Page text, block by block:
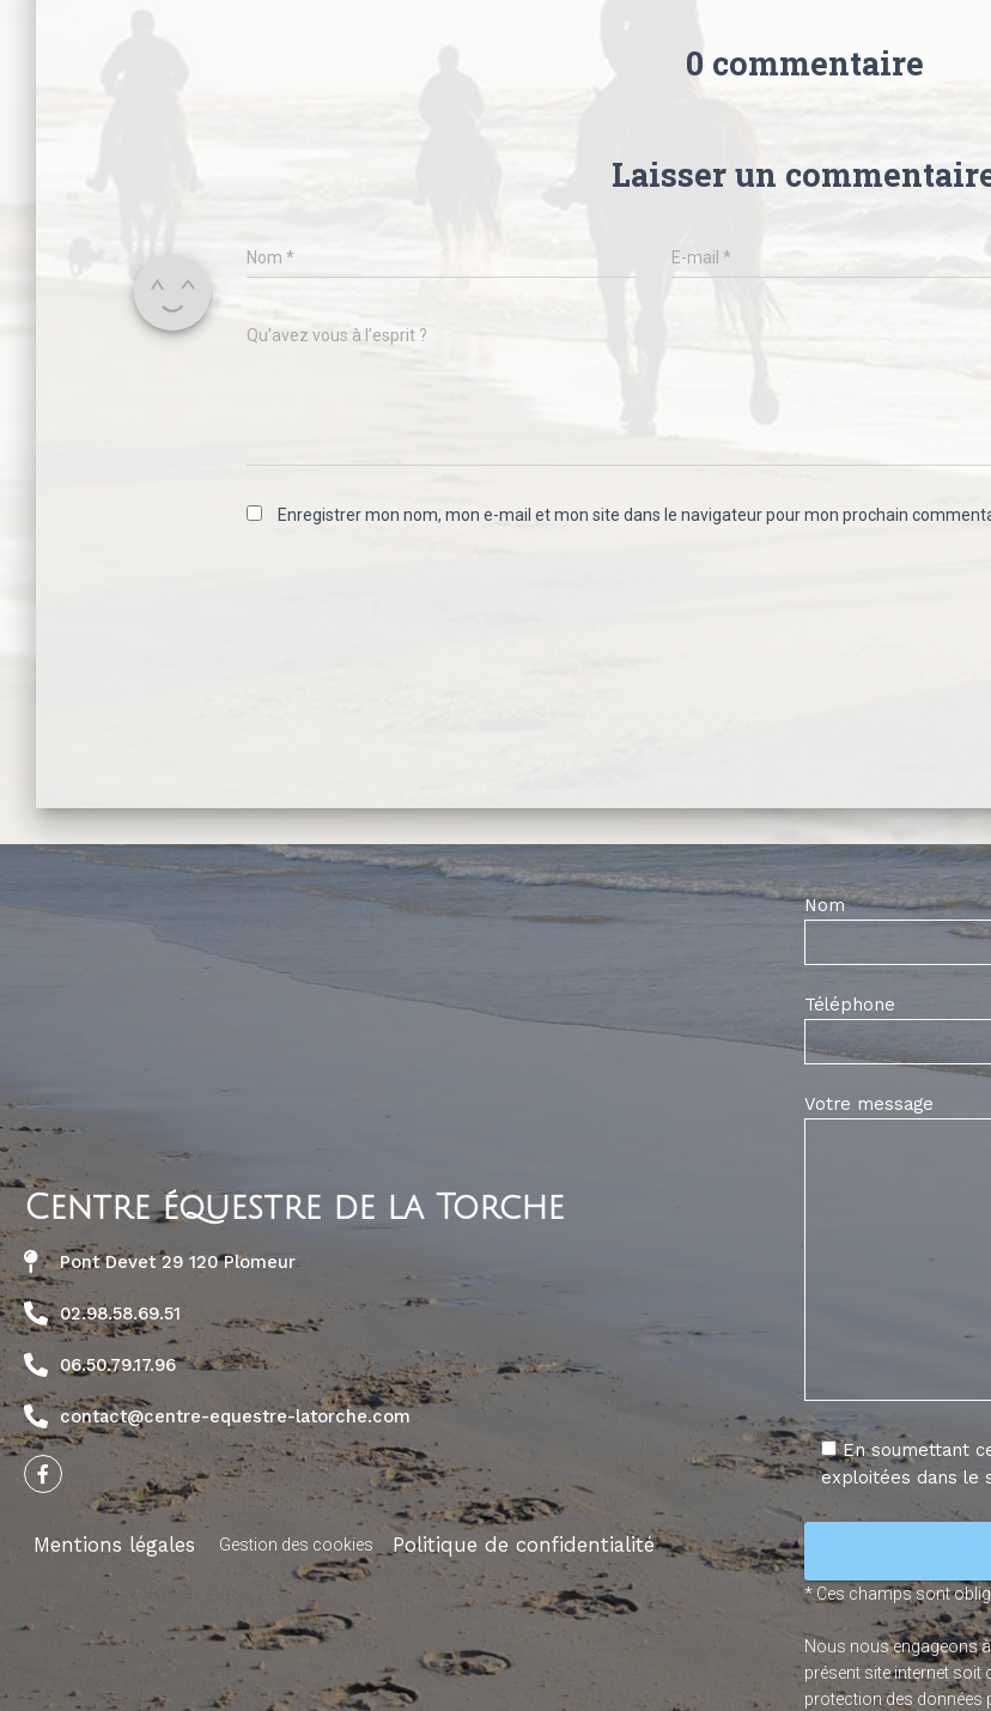
0 commentaire
Laisser un
Nom * E-mail*
Qu’avez vous à l’esprit ?
Enregistrer mon nom, mon e-mail et mon site dans le navigateur pour mon prochain
Centre équestre de la Torche
Pont Devet 29 120 Plomeur
02.98.58.69.51
06.50.79.17.96
contact@centre-equestre-latorche.com
Mentions légales
-
Gestion des cookies
Politique de confidentialité
Nom
Téléphone
Votre message
En soumettant
exploitées dans le
* Ces champs sont
Nous nous engageons
présent site internet soit
protection des données